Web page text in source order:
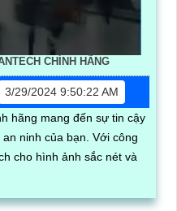
CHÍNH HÃNG
3/29/2024 9:50:22 AM
hãng mang đến sự tin cậy
của bạn. Với công
cho hình ảnh sắc nét và